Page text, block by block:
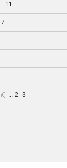
.. 11
7
... 2 3